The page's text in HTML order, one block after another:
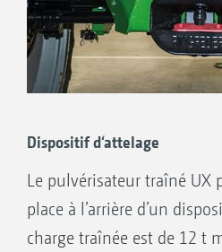
Dispositif d‘attelage
Le pulvérisateur traîné UX
place à l’arrière d’un
charge traînée est de 12 t